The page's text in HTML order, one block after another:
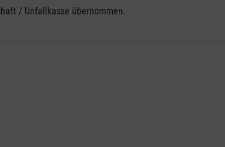
/ Unfallkasse übernommen.
Sie bitte, dass die Abrechnungsunterlagen